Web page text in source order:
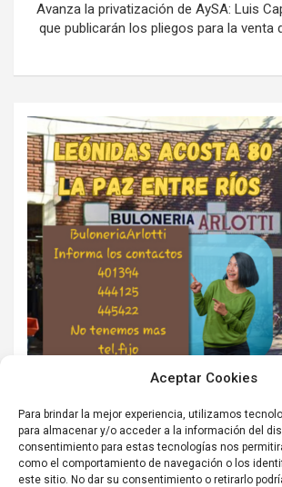
Aceptar Cookies
Para brindar la mejor experiencia, utilizamos
para almacenar y/o acceder a la información del
consentimiento para estas tecnologías nos
como el comportamiento de navegación o los
este sitio. No dar su consentimiento o retirarlo
Avanza la privatización de AySA: Luis
que publicarán los pliegos para la venta